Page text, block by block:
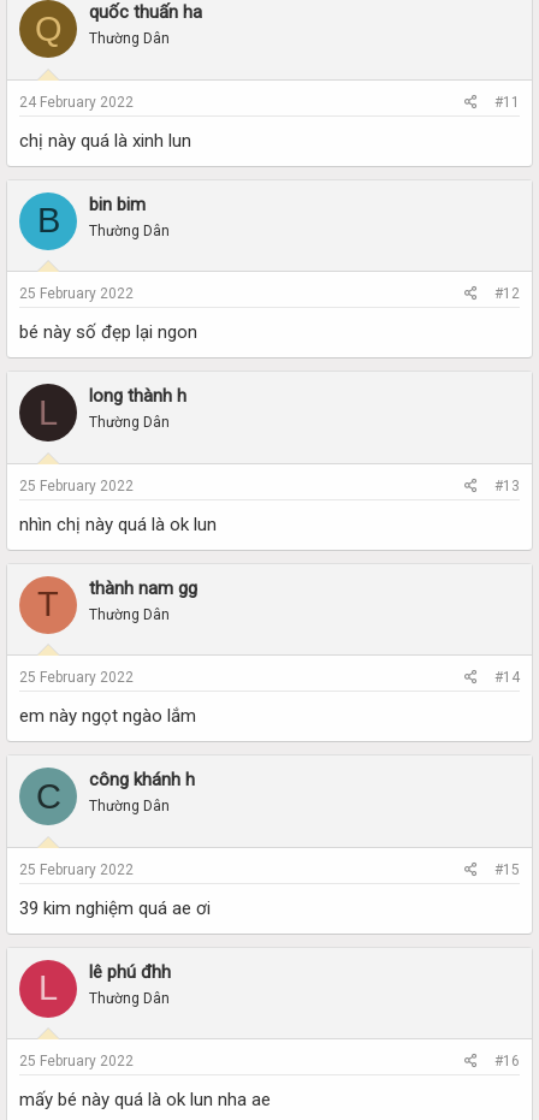
Q quốc thuấn ha
Thường Dân
24 February 2022 #11
chị này quá là xinh lun
B bin bim
Thường Dân
25 February 2022 #12
bé này số đẹp lại ngon
L long thành h
Thường Dân
25 February 2022 #13
nhìn chị này quá là ok lun
T thành nam gg
Thường Dân
25 February 2022 #14
em này ngọt ngào lắm
C công khánh h
Thường Dân
25 February 2022 #15
39 kim nghiệm quá ae ơi
L lê phú đhh
Thường Dân
25 February 2022 #16
mấy bé này quá là ok lun nha ae